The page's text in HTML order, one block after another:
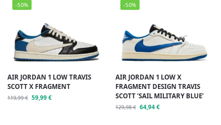
-50%
AIR JORDAN 1 LOW TRAVIS
SCOTT X FRAGMENT
119,99€ 59,99€
-50%
AIR JORDAN 1 LOW X
FRAGMENT DESIGN TRAVIS
SCOTT ‘SAIL MILITARY BLUE’
129,98€ 64,94€